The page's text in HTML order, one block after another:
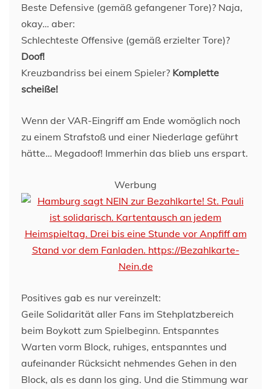
Beste Defensive (gemäß gefangener Tore)? Naja,
okay… aber:
Schlechteste Offensive (gemäß erzielter Tore)?
Doof!
Kreuzbandriss bei einem Spieler? Komplette
scheiße!
Wenn der VAR-Eingriff am Ende womöglich noch
zu einem Strafstoß und einer Niederlage geführt
hätte… Megadoof! Immerhin das blieb uns erspart.
Werbung
Positives gab es nur vereinzelt:
Geile Solidarität aller Fans im Stehplatzbereich
beim Boykott zum Spielbeginn. Entspanntes
Warten vorm Block, ruhiges, entspanntes und
aufeinander Rücksicht nehmendes Gehen in den
Block, als es dann los ging. Und die Stimmung war